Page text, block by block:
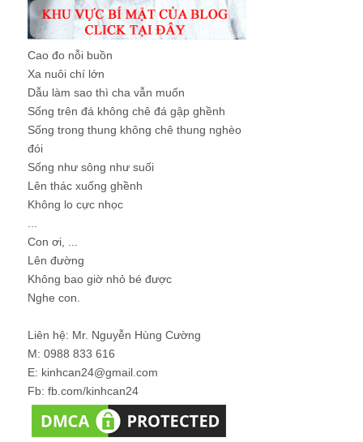
Cao đo nỗi buồn
Xa nuôi chí lớn
Dẫu làm sao thì cha vẫn muốn
Sống trên đá không chê đá gập ghềnh
Sống trong thung không chê thung nghèo
đói
Sống như sông như suối
Lên thác xuống ghềnh
Không lo cực nhọc
Con ơi, ...
Lên đường
Không bao giờ nhỏ bé được
Nghe con.
Liên hệ: Mr. Nguyễn Hùng Cường
M: 0988 833 616
E: kinhcan24@gmail.com
Fb: fb.com/kinhcan24